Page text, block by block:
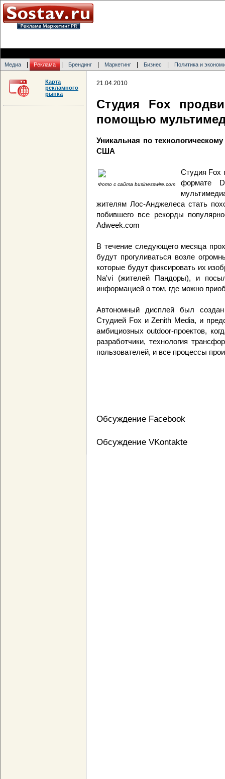
Медиа Реклама Брендинг Маркетинг Бизнес Политика и
21.04.2010
Студия Fox
помощью
Уникальная по
США
Фото с сайта businesswire.com
Студия Fox
формате
жителям Лос-Анджелеса стать
побившего все рекорды
Adweek.com
В течение следующего месяца
будут прогуливаться возле
которые будут фиксировать их
Na'vi (жителей Пандоры), и
информацией о том, где можно
Автономный дисплей был
Студией Fox и Zenith Media, и
амбициозных outdoor-проектов,
разработчики, технология
пользователей, и все процессы
Обсуждение Facebook
Обсуждение VKontakte
Карта
рекламного
рынка